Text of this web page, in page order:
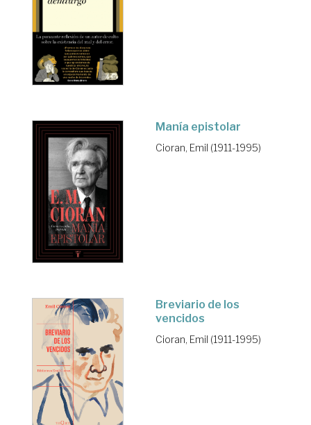
Manía epistolar
Cioran, Emil (1911-1995)
Breviario de los
vencidos
Cioran, Emil (1911-1995)